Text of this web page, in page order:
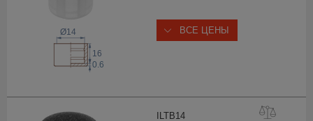
16
Ø14
0.6
ВСЕ ЦЕНЫ
ILTB14